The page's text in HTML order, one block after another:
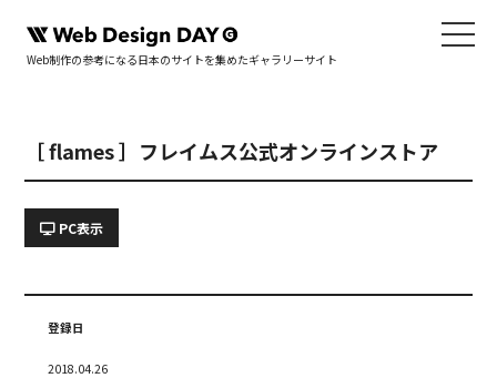
Web制作の参考になる日本のサイトを集めたギャラリーサイト
［ flames ］フレイムス公式オンラインストア
PC表示
登録日
2018.04.26